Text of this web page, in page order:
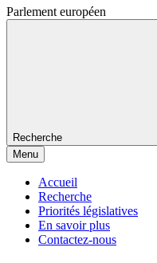
Parlement européen
Recherche
Menu
Accueil
Recherche
Priorités législatives
En savoir plus
Contactez-nous